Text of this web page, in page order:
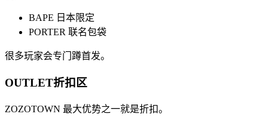
BAPE 日本限定
PORTER 联名包袋
很多玩家会专门蹲首发。
OUTLET折扣区
ZOZOTOWN 最大优势之一就是折扣。